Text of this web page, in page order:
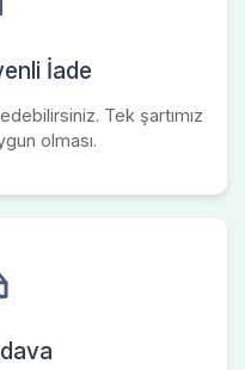
İade
Tek şartımız
olması.